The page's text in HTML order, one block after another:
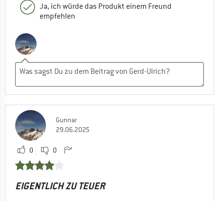
Ja, ich würde das Produkt einem Freund
empfehlen
Gunnar
29.06.2025
0 0
EIGENTLICH ZU TEUER